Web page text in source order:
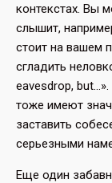
контекстах. Вы
слышит,
стоит на вашем
сгладить
eavesdrop,
тоже имеют
заставить
серьезными
Еще один